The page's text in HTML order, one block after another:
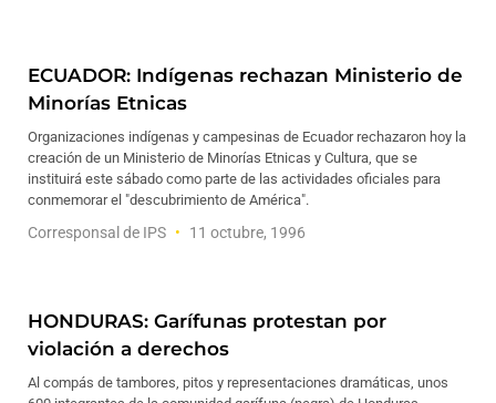
ECUADOR: Indígenas rechazan Ministerio de
Minorías Etnicas
Organizaciones indígenas y campesinas de Ecuador rechazaron hoy la
creación de un Ministerio de Minorías Etnicas y Cultura, que se
instituirá este sábado como parte de las actividades oficiales para
conmemorar el "descubrimiento de América".
Corresponsal de IPS 11 octubre, 1996
HONDURAS: Garífunas protestan por
violación a derechos
Al compás de tambores, pitos y representaciones dramáticas, unos